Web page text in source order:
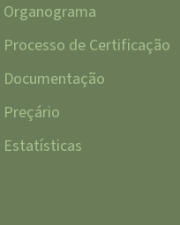
Organograma
Processo de Certificação
Documentação
Preçário
Estatísticas